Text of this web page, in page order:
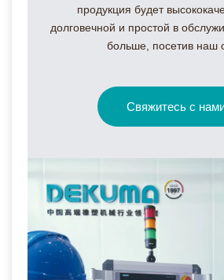
продукция будет
долговечной и простой в
больше, посетив наш
Свяжитесь с